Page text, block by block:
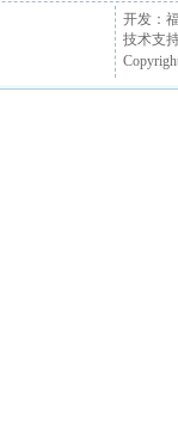
开发：
技术支